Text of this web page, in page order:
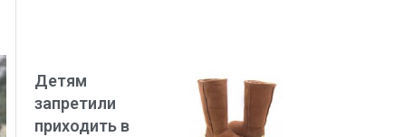
Детям
запретили
приходить в